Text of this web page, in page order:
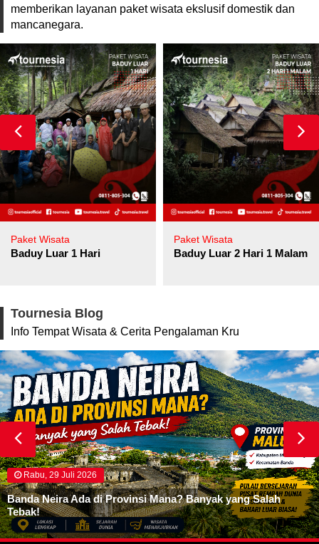
memberikan layanan paket wisata ekslusif domestik dan
mancanegara.
Paket Wisata
Baduy Luar 1 Hari
Paket Wisata
Baduy Luar 2 Hari 1 Malam
Tournesia Blog
Info Tempat Wisata & Cerita Pengalaman Kru
Rabu, 29 Juli 2026
Banda Neira Ada di Provinsi Mana? Banyak yang Salah
Tebak!